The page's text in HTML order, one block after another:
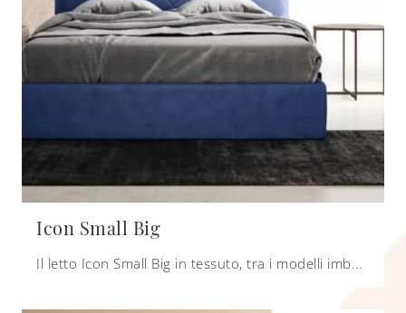
Icon Small Big
Il letto Icon Small Big in tessuto, tra i modelli imbottiti matrimoniali moderni di Zalf, è ideale per assicurarti il riposo migliore.